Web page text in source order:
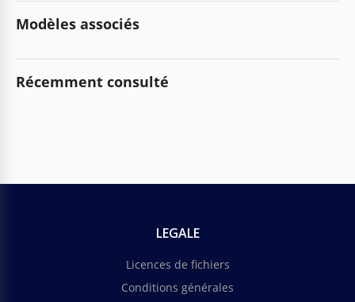
Modèles associés
Récemment consulté
LEGALE
Licences de fichiers
Conditions générales